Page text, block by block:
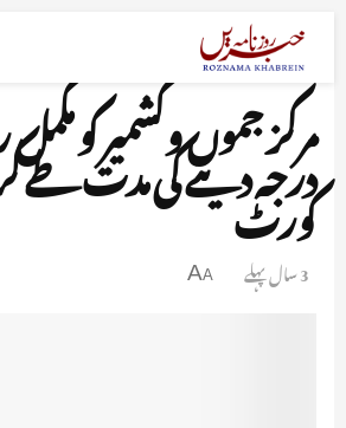
مرکز جموں وکشمیر کو
درجہ دینے کی مدت
کورٹ
3 سال پہلے A
A